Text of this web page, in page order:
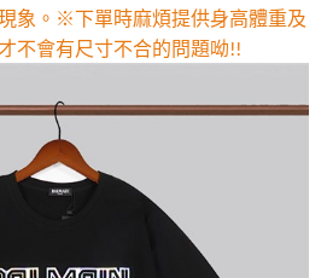
象。※下單時麻煩提供身高體重及
不會有尺寸不合的問題呦!!